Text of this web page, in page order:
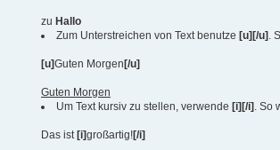
zu Hallo
Zum Unterstreichen von Text benutze [u][/u] .
[u]Guten Morgen[/u]
Guten Morgen
Um Text kursiv zu stellen, verwende [i][/i] . So
Das ist [i]großartig![/i]